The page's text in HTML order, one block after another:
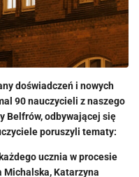
doświadczeń i nowych
90 nauczycieli z naszego
Belfrów, odbywającej się
poruszyli tematy:
ucznia w procesie
Michalska, Katarzyna